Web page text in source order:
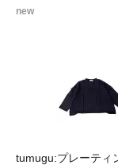
new
tumugu:プレーティ